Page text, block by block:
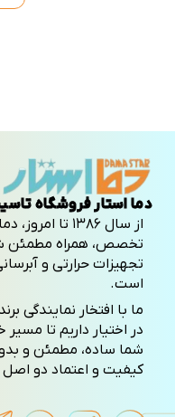
دما استار فروشگاه
از سال ۱۳۸۶ تا
تخصص، همراه مطمئن
تجهیزات حرارتی و
است.
ما با افتخار نمایندگی
در اختیار داریم تا
شما ساده، مطمئن و
کیفیت و اعتماد دو